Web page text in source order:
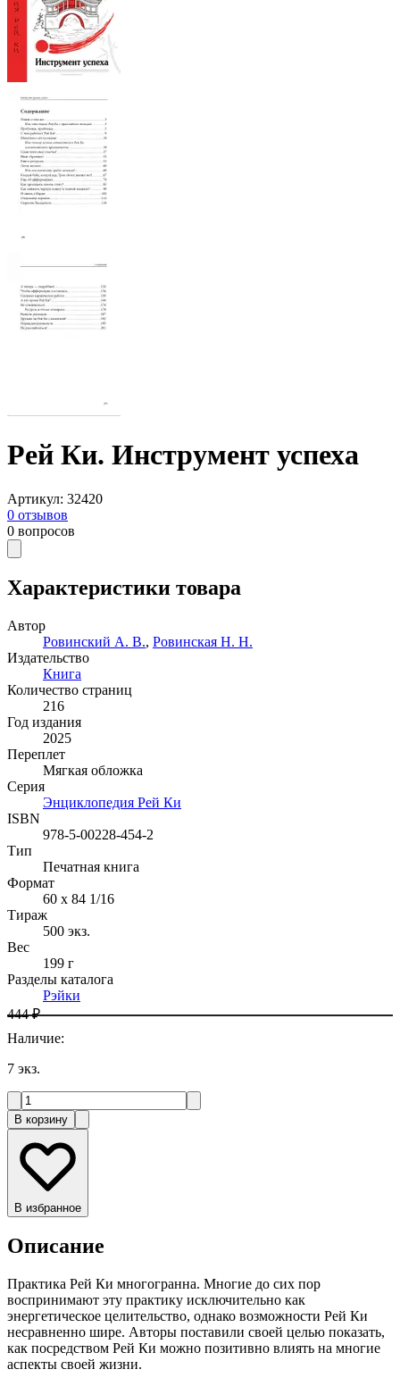
Рей Ки. Инструмент успеха
Артикул: 32420
0 отзывов
0 вопросов
Характеристики товара
Автор
Ровинский А. В., Ровинская Н. Н.
Издательство
Книга
Количество страниц
216
Год издания
2025
Переплет
Мягкая обложка
Серия
Энциклопедия Рей Ки
ISBN
978-5-00228-454-2
Тип
Печатная книга
Формат
60 x 84 1/16
Тираж
500 экз.
Вес
199 г
Разделы каталога
Рэйки
444 ₽
Наличие:
7 экз.
В корзину
В избранное
Описание
Практика Рей Ки многогранна. Многие до сих пор
воспринимают эту практику исключительно как
энергетическое целительство, однако возможности Рей Ки
несравненно шире. Авторы поставили своей целью показать,
как посредством Рей Ки можно позитивно влиять на многие
аспекты своей жизни.